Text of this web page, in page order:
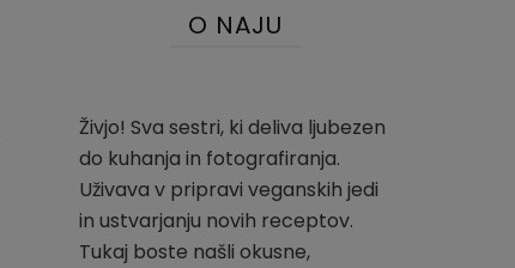
O NAJU
Živjo! Sva sestri, ki deliva ljubezen
do kuhanja in fotografiranja.
Uživava v pripravi veganskih jedi
in ustvarjanju novih receptov.
Tukaj boste našli okusne,